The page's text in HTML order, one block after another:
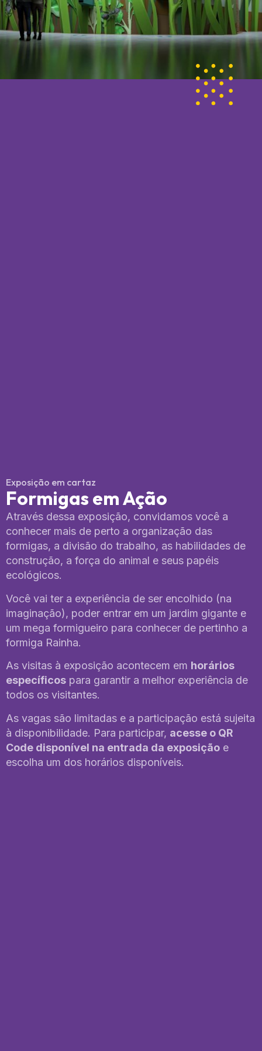
Exposição em cartaz
Formigas em Ação
Através dessa exposição, convidamos você a
conhecer mais de perto a organização das
formigas, a divisão do trabalho, as habilidades de
construção, a força do animal e seus papéis
ecológicos.
Você vai ter a experiência de ser encolhido (na
imaginação), poder entrar em um jardim gigante e
um mega formigueiro para conhecer de pertinho a
formiga Rainha.
As visitas à exposição acontecem em horários
específicos para garantir a melhor experiência de
todos os visitantes.
As vagas são limitadas e a participação está sujeita
à disponibilidade. Para participar, acesse o QR
Code disponível na entrada da exposição e
escolha um dos horários disponíveis.